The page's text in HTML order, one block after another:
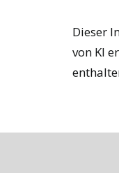
Dieser
von KI